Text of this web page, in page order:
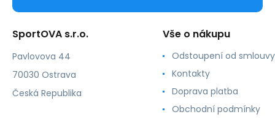
SportOVA s.r.o.
Pavlovova 44
70030 Ostrava
Česká Republika
Vše o nákupu
Odstoupení od smlouvy
Kontakty
Doprava platba
Obchodní podmínky